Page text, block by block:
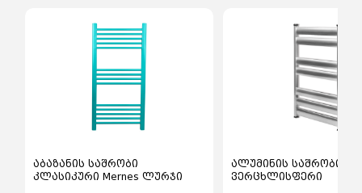
კალათაში დამატება კალათაში
აბაზანის საშრობი
კლასიკური Mernes ლურჯი
ალუმინის საშრობი
ვერცხლისფერი